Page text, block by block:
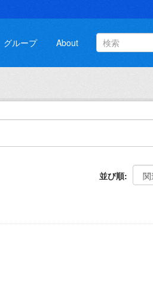
グループ About
並び順